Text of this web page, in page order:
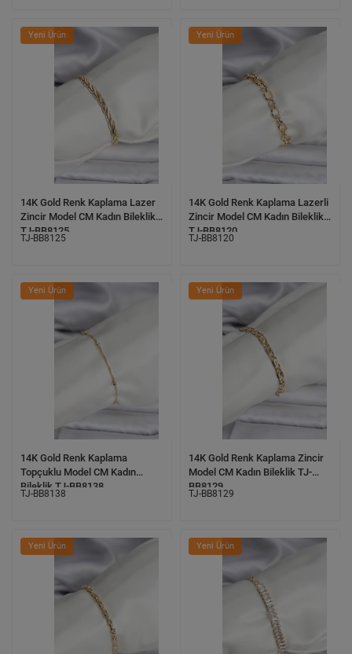
Yeni Ürün
14K Gold Renk Kaplama Lazer
Zincir Model CM Kadın Bileklik
TJ-BB8125
TJ-BB8125
Yeni Ürün
14K Gold Renk Kaplama Lazerli
Zincir Model CM Kadın Bileklik
TJ-BB8120
TJ-BB8120
Yeni Ürün
14K Gold Renk Kaplama
Topçuklu Model CM Kadın
Bileklik TJ-BB8138
TJ-BB8138
Yeni Ürün
14K Gold Renk Kaplama Zincir
Model CM Kadın Bileklik TJ-
BB8129
TJ-BB8129
Yeni Ürün Yeni Ürün